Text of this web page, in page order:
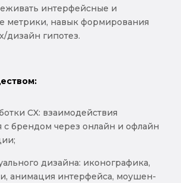
интерфейсные и
метрики, навык формирования
дизайн гипотез.
CX: взаимодействия
с брендом через онлайн и офлайн
дизайна: иконографика,
анимация интерфейса, моушен-